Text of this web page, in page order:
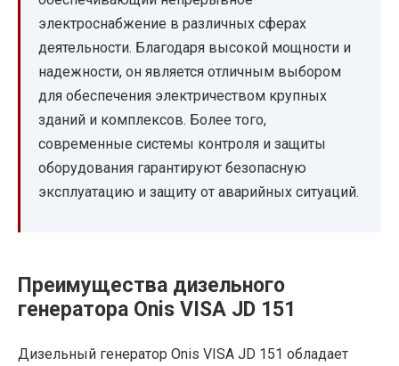
электроснабжение в различных сферах
деятельности. Благодаря высокой мощности и
надежности, он является отличным выбором
для обеспечения электричеством крупных
зданий и комплексов. Более того,
современные системы контроля и защиты
оборудования гарантируют безопасную
эксплуатацию и защиту от аварийных ситуаций.
Преимущества дизельного
генератора Onis VISA JD 151
Дизельный генератор Onis VISA JD 151 обладает